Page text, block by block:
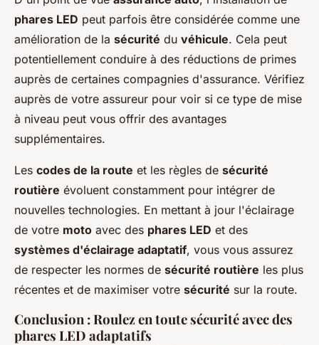
phares LED peut parfois être considérée comme une
amélioration de la sécurité du véhicule. Cela peut
potentiellement conduire à des réductions de primes
auprès de certaines compagnies d'assurance. Vérifiez
auprès de votre assureur pour voir si ce type de mise
à niveau peut vous offrir des avantages
supplémentaires.
Les codes de la route et les règles de sécurité
routière évoluent constamment pour intégrer de
nouvelles technologies. En mettant à jour l'éclairage
de votre moto avec des phares LED et des
systèmes d'éclairage adaptatif, vous vous assurez
de respecter les normes de sécurité routière les plus
récentes et de maximiser votre sécurité sur la route.
Conclusion : Roulez en toute sécurité avec des
phares LED adaptatifs